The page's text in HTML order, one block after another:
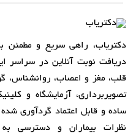
دکتریاب، راهی سریع و مطمئن
دریافت نوبت آنلاین در سراسر
قلب، مغز و اعصاب، روانشناس،
تصویربرداری، آزمایشگاه و
ساده و قابل اعتماد گردآوری
نظرات بیماران و دسترسی به